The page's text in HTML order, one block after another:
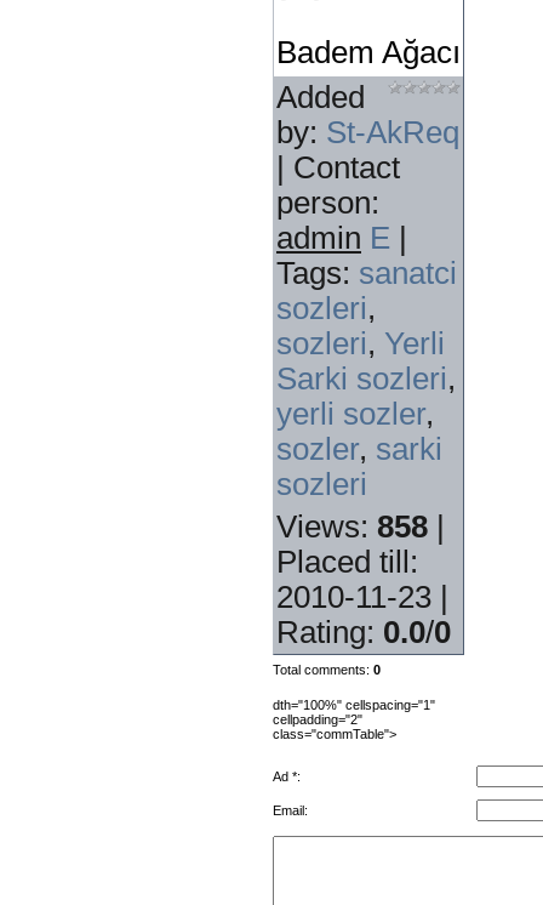
Badem Ağacı
Added
by: St-AkReq
| Contact
person:
admin E |
Tags: sanatci
sozleri,
sozleri, Yerli
Sarki sozleri,
yerli sozler,
sozler, sarki
sozleri
Views: 858 |
Placed till:
2010-11-23 |
Rating: 0.0/0
Total comments: 0
dth="100%" cellspacing="1"
cellpadding="2"
class="commTable">
Ad *:
Email: